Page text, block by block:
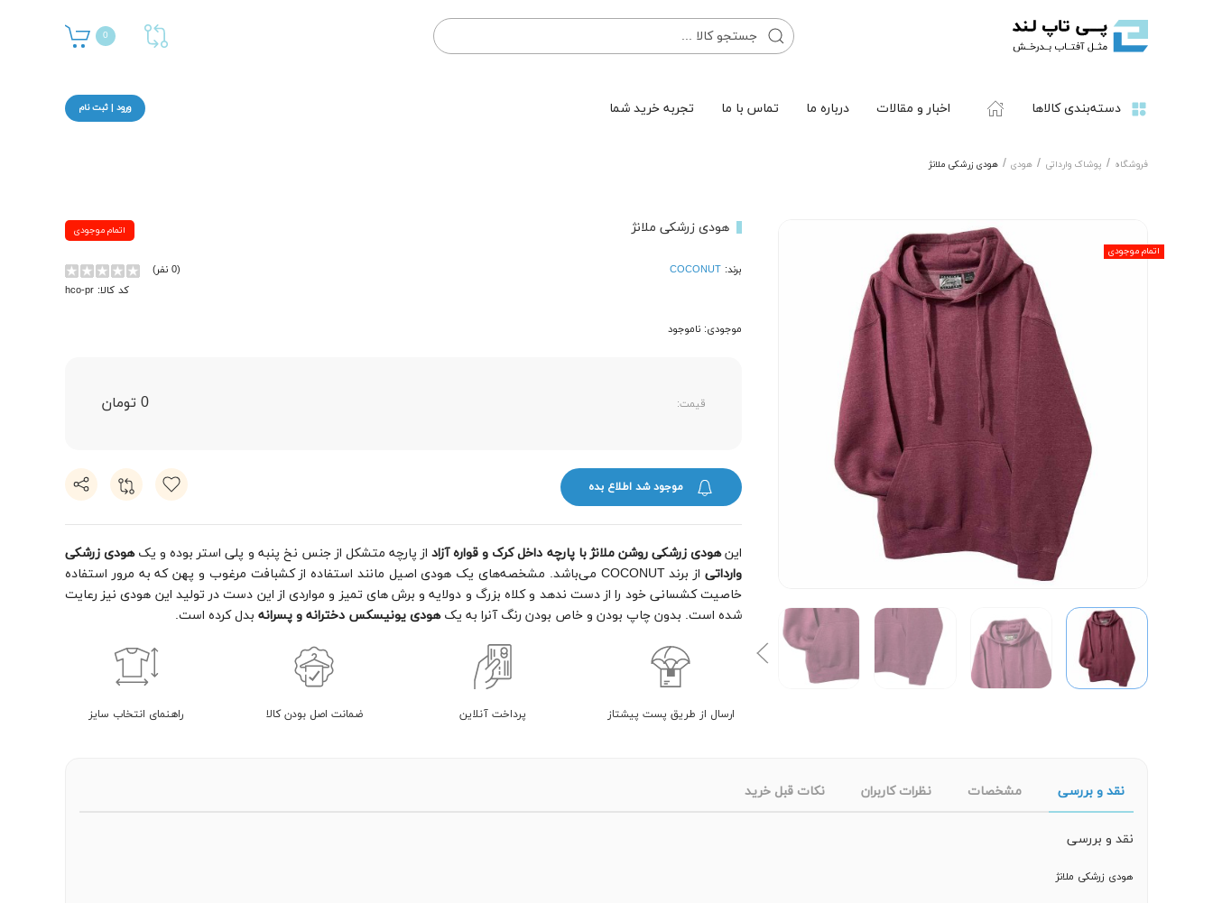
0
دسته‌بندی کالاها اخبار و مقالات درباره ما تماس با ما تجربه خرید شما ورود | ثبت نام
فروشگاه پوشاک وارداتی هودی هودی زرشکی ملانژ
اتمام موجودی
هودی زرشکی ملانژ اتمام موجودی
برند: COCONUT
(0 نفر)
کد کالا: hco-pr
موجودی: ناموجود
قیمت: 0 تومان
موجود شد اطلاع بده
اینهودی زرشکی روشن ملانژ با پارچه داخل کرک و قواره آزاداز پارچه متشکل از جنس نخ پنبه و پلی استر بوده و یکهودی زرشکی
وارداتی
از برند COCONUT می‌باشد. مشخصه‌های یک هودی اصیل مانند استفاده از کشبافت مرغوب و پهن که به مرور استفاده
خاصیت کشسانی خود را از دست ندهد و کلاه بزرگ و دولایه و برش های تمیز و مواردی از این دست در تولید این هودی نیز رعایت
شده است. بدون چاپ بودن و خاص بودن رنگ آنرا به یکهودی یونیسکس دخترانه و پسرانه بدل کرده است.
ارسال از طریق پست پیشتاز پرداخت آنلاین ضمانت اصل بودن کالا راهنمای انتخاب سایز
نقد و بررسی مشخصات نظرات کاربران نکات قبل خرید
نقد و بررسی
هودی زرشکی ملانژ